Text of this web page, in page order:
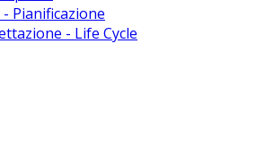
Pianificazione
- Life Cycle